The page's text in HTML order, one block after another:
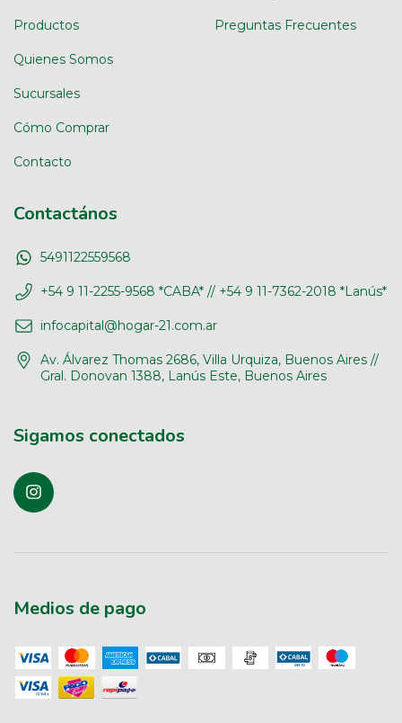
Productos
Quienes Somos
Sucursales
Cómo Comprar
Contacto
Preguntas Frecuentes
Contactános
5491122559568
+54 9 11-2255-9568 *CABA* // +54 9 11-7362-2018 *Lanús*
infocapital@hogar-21.com.ar
Av. Álvarez Thomas 2686, Villa Urquiza, Buenos Aires //
Gral. Donovan 1388, Lanús Este, Buenos Aires
Sigamos conectados
Medios de pago